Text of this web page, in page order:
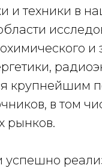
и техники в
крупнейшим
в том
рынков.